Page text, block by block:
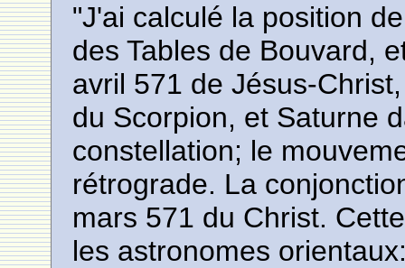
"J'ai calculé la position
des Tables de Bouvard,
avril 571 de Jésus-
du Scorpion, et Saturne
constellation; le
rétrograde. La
mars 571 du Christ.
les astronomes